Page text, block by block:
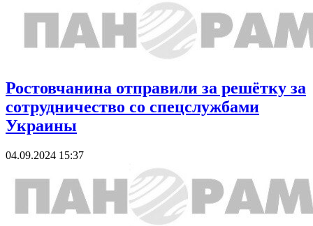
Ростовчанина отправили за решётку за
сотрудничество со спецслужбами
Украины
04.09.2024 15:37